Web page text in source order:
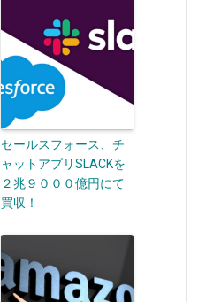
セールスフォース、チ
ャットアプリSLACKを
２兆９０００億円にて
買収！